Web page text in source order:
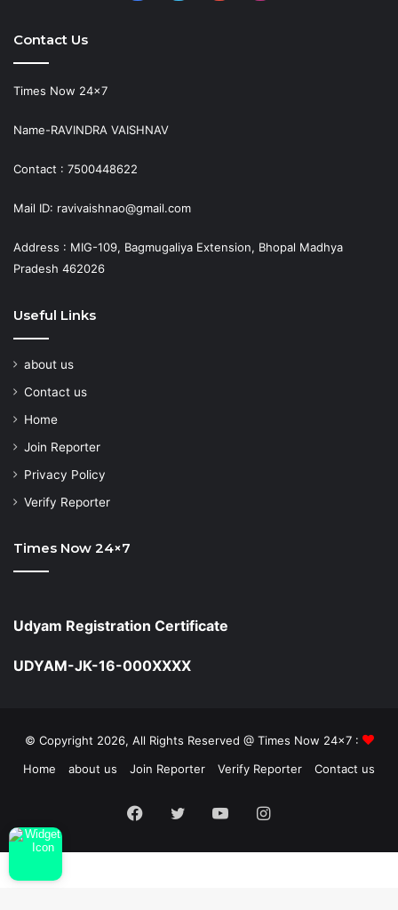
Contact Us
Times Now 24×7
Name-RAVINDRA VAISHNAV
Contact : 7500448622
Mail ID: ravivaishnao@gmail.com
Address : MIG-109, Bagmugaliya Extension, Bhopal Madhya
Pradesh 462026
Useful Links
about us
Contact us
Home
Join Reporter
Privacy Policy
Verify Reporter
Times Now 24×7
Udyam Registration Certificate
UDYAM-JK-16-000XXXX
© Copyright 2026, All Rights Reserved @ Times Now 24x7 :
Home
about us Join Reporter Verify Reporter Contact us
Facebook
TwitterYouTubeInstagram